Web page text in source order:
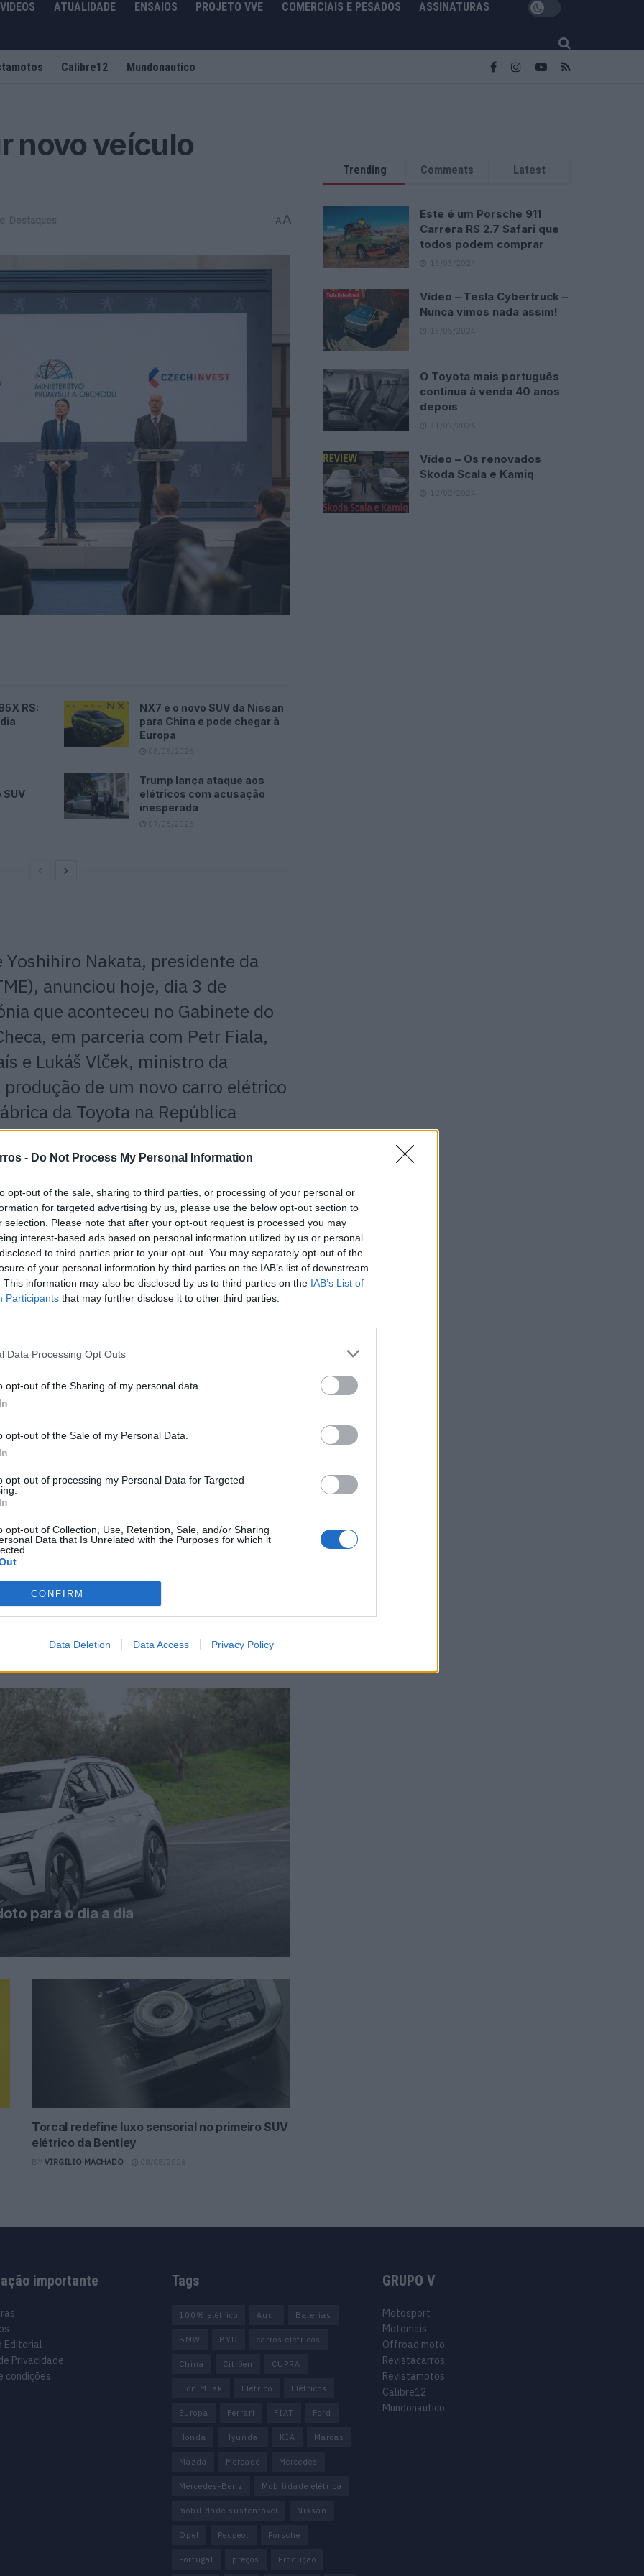
- Do Not Process My Personal Information
opt-out of the sale, sharing to third parties, or processing of your personal or
for targeted advertising by us, please use the below opt-out section to
selection. Please note that after your opt-out request is processed you may
interest-based ads based on personal information utilized by us or personal
to third parties prior to your opt-out. You may separately opt-out of the
of your personal information by third parties on the IAB’s list of downstream
This information may also be disclosed by us to third parties on the IAB’s List of
Participants that may further disclose it to other third parties.
Data Processing Opt Outs
opt-out of the Sharing of my personal data.
opt-out of the Sale of my Personal Data.
opt-out of processing my Personal Data for Targeted
opt-out of Collection, Use, Retention, Sale, and/or Sharing
Data that Is Unrelated with the Purposes for which it
CONFIRM
Data Deletion Data Access Privacy Policy
VIDEOS ATUALIDADE ENSAIOS PROJETO VVE COMERCIAIS E PESADOS ASSINATURAS
Calibre12 Mundonautico
novo veículo
Destaques AA
RS:
NX7 é o novo SUV da Nissan
para China e pode chegar à
Europa
Trump lança ataque aos
elétricos com acusação
inesperada
07/08/2026
Yoshihiro Nakata, presidente da
anunciou hoje, dia 3 de
que aconteceu no Gabinete do
em parceria com Petr Fiala,
e Lukáš Vlček, ministro da
de um novo carro elétrico
da Toyota na República
este anúncio justifica, a própria fábrica de Kolin
vai
quadrados de forma a ser produzida também a
e preparação desta unidade para a construção do
de 680 milhões de euros, valor que inclui 64 milhões
uma passo da marca japonesa para atingir a
da Mazda com
para o dia a dia
Torcal redefine luxo sensorial no primeiro SUV
elétrico da Bentley
BY VIRGILIO MACHADO
Trending Comments Latest
Este é um Porsche 911
Carrera RS 2.7 Safari que
todos podem comprar
13/03/2024
Vídeo – Tesla Cybertruck –
Nunca vimos nada assim!
13/05/2024
O Toyota mais português
continua à venda 40 anos
depois
31/07/2026
Vídeo – Os renovados
Skoda Scala e Kamiq
12/02/2024
importante
Editorial
Privacidade
condições
Tags
100% elétrico Audi Baterias
BMW BYD carros elétricos
China Citröen CUPRA
Elon Musk Elétrico Elétricos
Europa Ferrari FIAT Ford
Honda Hyundai KIA Marcas
Mazda Mercado Mercedes
Mercedes-Benz Mobilidade elétrica
mobilidade sustentável Nissan
Opel Peugeot Porsche
Portugal preços Produção
GRUPO V
Motosport
Motomais
Offroad moto
Revistacarros
Revistamotos
Calibre12
Mundonautico